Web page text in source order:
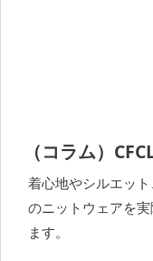
（コラム）
着心地やシルエッ
のニットウェアを
ます。